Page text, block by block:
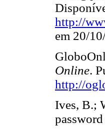
http://
em 20/
Online.
http://
Ives, B.;
password